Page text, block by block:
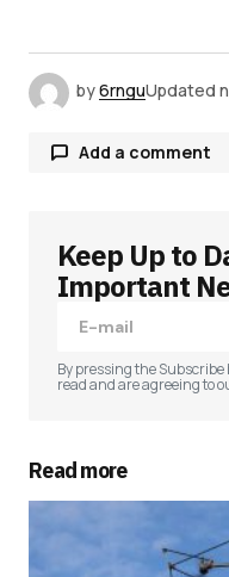
by6rnguUpdated
Add a comment
Votre adresse e-
champs
Your E-mail*
Keep Up to
Important
By pressing the
read and are agreeing to
Read more